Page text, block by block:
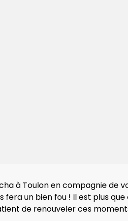
à Toulon en compagnie de
fera un bien fou ! Il est plus
de renouveler ces